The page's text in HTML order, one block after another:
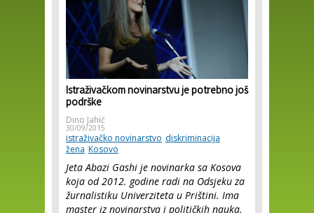
Istraživačkom novinarstvu je potrebno još
podrške
Dino Jahić
30/09/2015
istraživačko novinarstvo diskriminacija
žena Kosovo
Jeta Abazi Gashi je novinarka sa Kosova
koja od 2012. godine radi na Odsjeku za
žurnalistiku Univerziteta u Prištini. Ima
master iz novinarstva i političkih nauka.